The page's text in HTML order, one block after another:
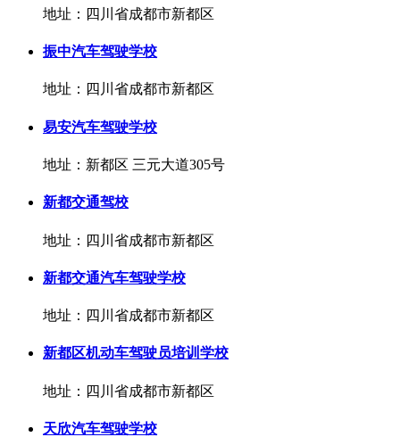
地址：四川省成都市新都区
振中汽车驾驶学校
地址：四川省成都市新都区
易安汽车驾驶学校
地址：新都区 三元大道305号
新都交通驾校
地址：四川省成都市新都区
新都交通汽车驾驶学校
地址：四川省成都市新都区
新都区机动车驾驶员培训学校
地址：四川省成都市新都区
天欣汽车驾驶学校